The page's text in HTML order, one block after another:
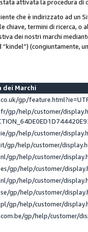
attivata la procedura di
che è indirizzato ad un
chiave, termini di ricerca,
dei nostri marchi
“kindel”) (congiuntamente,
dei Marchi
gp/
gp/help/customer/
gp/help/customer/
gp/help/customer/
gp/help/customer/
gp/help/customer/
gp/help/customer/
gp/help/customer/
gp/help/customer/
gp/help/customer/